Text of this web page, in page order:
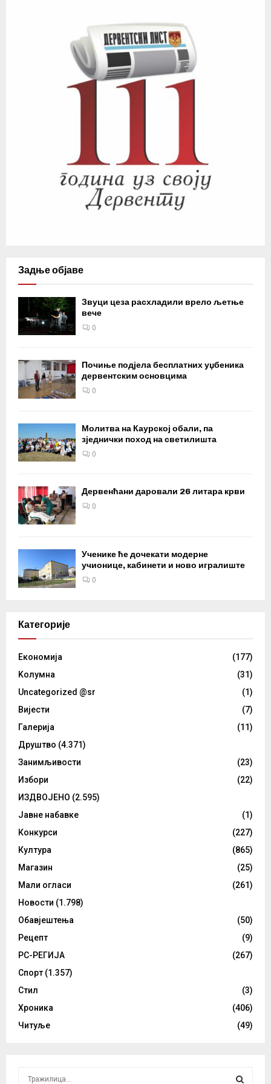
Задње објаве
Звуци цеза расхладили врело љетње
вече
0
Почиње подјела бесплатних уџбеника
дервентским основцима
0
Молитва на Каурској обали, па
зједнички поход на светилишта
0
Дервенћани даровали 26 литара крви
0
Ученике ће дочекати модерне
учионице, кабинети и ново игралиште
0
Категорије
Eкономија
(177)
Kолумнa
(31)
Uncategorized @sr
(1)
Вијести
(7)
Галерија
(11)
Друштво (4.371)
Занимљивости
(23)
Избори
(22)
ИЗДВОЈЕНО (2.595)
Јавне набавке
(1)
Конкурси
(227)
Култура
(865)
Магазин
(25)
Мали огласи
(261)
Новости (1.798)
Обавјештења
(50)
Рецепт
(9)
РС-РЕГИЈА
(267)
Спорт (1.357)
Стил
(3)
Хроника
(406)
Читуље
(49)